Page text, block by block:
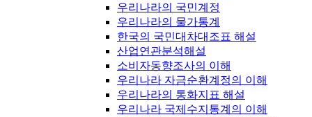
우리나라의 국민계정
우리나라의 물가통계
한국의 국민대차대조표 해설
산업연관분석해설
소비자동향조사의 이해
우리나라 자금순환계정의 이해
우리나라의 통화지표 해설
우리나라 국제수지통계의 이해